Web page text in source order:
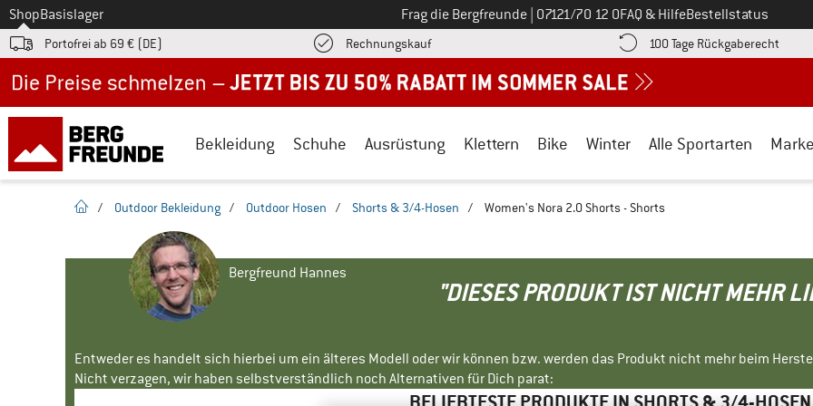
Zum
ShopBasislager Frag die Bergfreunde Ruf uns an unter
07121/70 12 0FAQ & HilfeBestellstatus
Portofrei ab 69 € (DE) RechnungskaufFinde die Zahlungs-Infos hier! Öffnet sich in einer Infobox
100 Tage Rückgaberecht
Bekleidung Schuhe Ausrüstung Klettern Bike Winter Alle Sportarten
Startseite
/ Outdoor Bekleidung / Outdoor Hosen / Shorts & 3/4-Hosen / Women's Nora 2.0 Shorts - Shorts
Bergfreund Hannes
"DIESES PRODUKT IST NICHT MEHR
Entweder es handelt sich hierbei um ein älteres Modell oder wir können bzw. werden das Produkt nicht mehr beim
Nicht verzagen, wir haben selbstverständlich noch Alternativen für Dich parat: